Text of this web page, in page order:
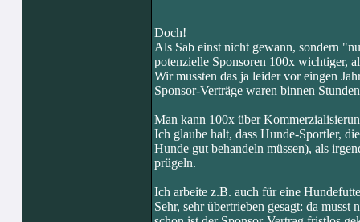
Doch!
Als Sab einst nicht gewann, sondern
potenzielle Sponsoren 100x wichtiger,
Wir mussten das ja leider vor eingen
Sponsor-Verträge waren binnen
Man kann 100x über
Ich glaube halt, dass Hunde-Sportler,
Hunde gut behandeln müssen), als
prügeln.
Ich arbeite z.B. auch für eine
Sehr, sehr übertrieben gesagt: da